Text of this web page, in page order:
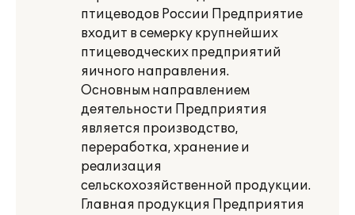
птицеводов России Предприятие
входит в семерку крупнейших
птицеводческих предприятий
яичного направления.
Основным направлением
деятельности Предприятия
является производство,
переработка, хранение и
реализация
сельскохозяйственной продукции.
Главная продукция Предприятия